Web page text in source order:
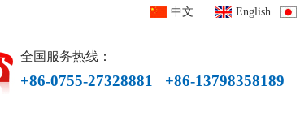
中文 English
全国服务热线：
+86-0755-27328881 +86-13798358189